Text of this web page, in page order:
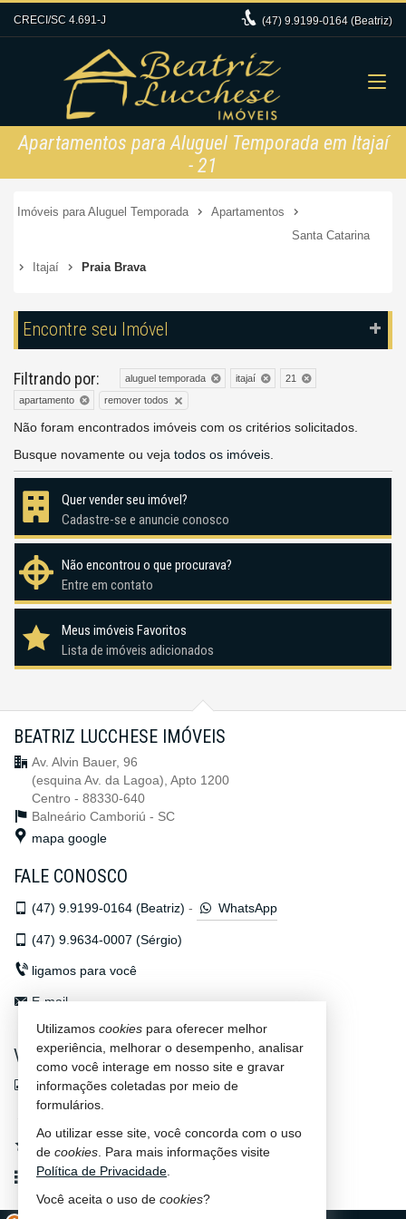
CRECI/SC 4.691-J (47) 9.9199-0164 (Beatriz)
Apartamentos para Aluguel Temporada em Itajaí
- 21
Imóveis para Aluguel Temporada
Apartamentos
Santa Catarina
Itajaí Praia Brava
Encontre seu Imóvel
Filtrando por: aluguel temporada itajaí
21
apartamento
remover todos
Não foram encontrados imóveis com os critérios solicitados.
Busque novamente ou veja todos os imóveis
Quer vender seu imóvel?
Cadastre-se e anuncie conosco
Não encontrou o que procurava?
Entre em contato
Meus imóveis Favoritos
Lista de imóveis adicionados
BEATRIZ LUCCHESE IMÓVEIS
Av. Alvin Bauer, 96
(esquina Av. da Lagoa), Apto 1200
Centro - 88330-640
Balneário Camboriú - SC
mapa google
FALE CONOSCO
(47) 9.9199-0164 (Beatriz) - WhatsApp
(47) 9.9634-0007 (Sérgio)
ligamos para você
E-mail
VEJA MAIS
indicadores financeiros
imóveis favoritos
mapa de imóveis
Utilizamos cookies para oferecer melhor
experiência, melhorar o desempenho, analisar
como você interage em nosso site e gravar
informações coletadas por meio de
formulários.
Ao utilizar esse site, você concorda com o uso
de cookies . Para mais informações visite
Política de Privacidade
Você aceita o uso de cookies?